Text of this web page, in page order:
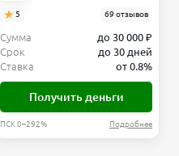
5 69 отзывов
Сумма
до 30 000 ₽
Срок
до 30 дней
Ставка
от 0.8%
Получить деньги
ПСК 0–292% Подробнее